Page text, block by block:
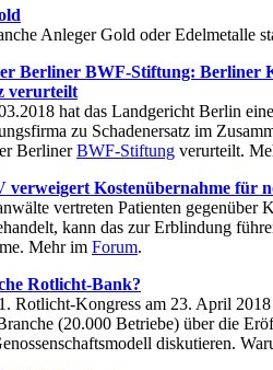
Anleger Gold oder Edelmetalle
Berliner BWF-Stiftung: Berliner
verurteilt
hat das Landgericht Berlin
zu Schadenersatz im
BerlinerBWF-Stiftung verurteilt.
verweigert Kostenübernahme für
vertreten Patienten gegenüber
kann das zur Erblindung
Mehr im Forum.
Rotlicht-Bank?
Rotlicht-Kongress am 23. April
(20.000 Betriebe) über die
diskutieren.